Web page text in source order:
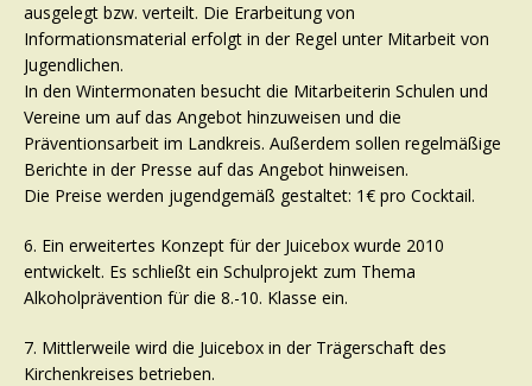
ausgelegt bzw. verteilt. Die Erarbeitung von
Informationsmaterial erfolgt in der Regel unter Mitarbeit von
Jugendlichen.
In den Wintermonaten besucht die Mitarbeiterin Schulen und
Vereine um auf das Angebot hinzuweisen und die
Präventionsarbeit im Landkreis. Außerdem sollen regelmäßige
Berichte in der Presse auf das Angebot hinweisen.
Die Preise werden jugendgemäß gestaltet: 1€ pro Cocktail.
6. Ein erweitertes Konzept für der Juicebox wurde 2010
entwickelt. Es schließt ein Schulprojekt zum Thema
Alkoholprävention für die 8.-10. Klasse ein.
7. Mittlerweile wird die Juicebox in der Trägerschaft des
Kirchenkreises betrieben.